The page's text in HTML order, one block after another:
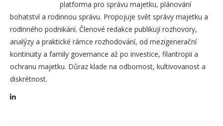
platforma pro správu majetku, plánování
bohatství a rodinnou správu. Propojuje svět správy majetku a
rodinného podnikání. Členové redakce publikují rozhovory,
analýzy a praktické rámce rozhodování, od mezigenerační
kontinuity a family governance až po investice, filantropii a
ochranu majetku. Důraz klade na odbornost, kultivovanost a
diskrétnost.